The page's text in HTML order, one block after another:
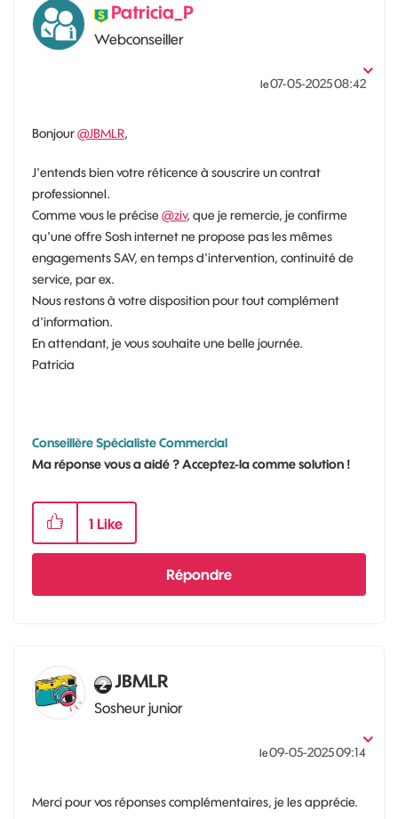
Patricia_P
Webconseiller
le‎07-05-202508:42
Bonjour@JBMLR,
J'entends bien votre réticence à souscrire un contrat
professionnel.
Comme vous le précise@ziv, que je remercie, je confirme
qu'une offre Sosh internet ne propose pas les mêmes
engagements SAV, en temps d'intervention, continuité de
service, par ex.
Nous restons à votre disposition pour tout complément
d'information.
En attendant, je vous souhaite une belle journée.
Patricia
Conseillère Spécialiste Commercial
Ma réponse vous a aidé ? Acceptez-la comme solution !
1 Like
Répondre
JBMLR
Sosheur junior
le‎09-05-202509:14
Merci pour vos réponses complémentaires, je les apprécie.